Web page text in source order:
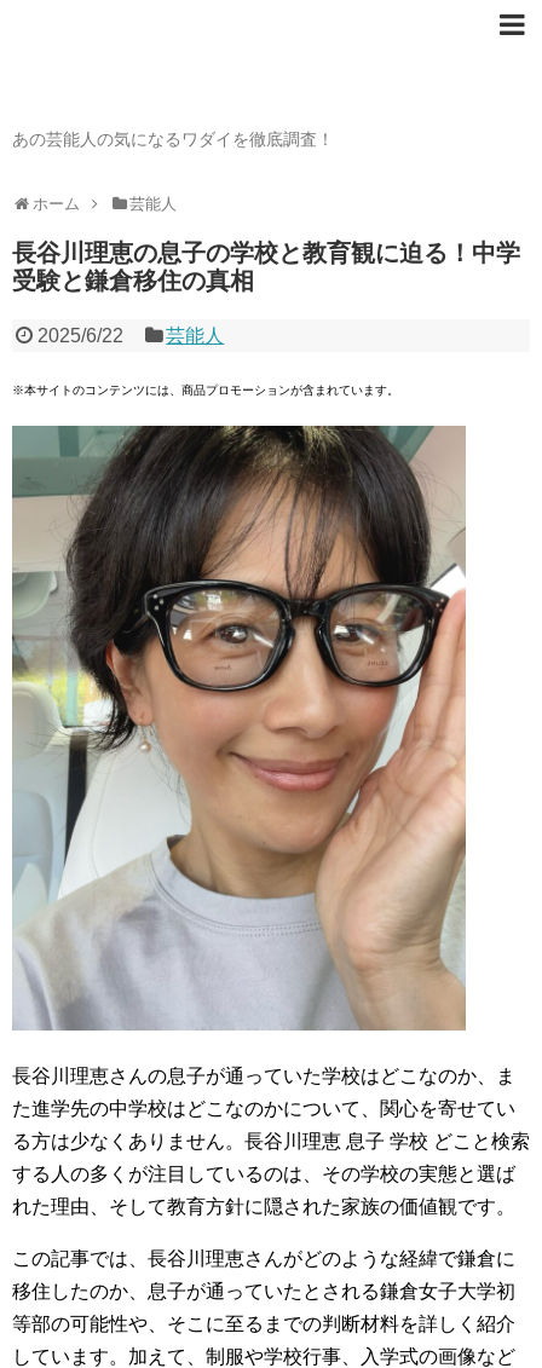
あの芸能人の気になるワダイを徹底調査！
ホーム 芸能人
長谷川理恵の息子の学校と教育観に迫る！中学
受験と鎌倉移住の真相
2025/6/22 芸能人
※本サイトのコンテンツには、商品プロモーションが含まれています。
長谷川理恵さんの息子が通っていた学校はどこなのか、ま
た進学先の中学校はどこなのかについて、関心を寄せてい
る方は少なくありません。長谷川理恵 息子 学校 どこと検索
する人の多くが注目しているのは、その学校の実態と選ば
れた理由、そして教育方針に隠された家族の価値観です。
この記事では、長谷川理恵さんがどのような経緯で鎌倉に
移住したのか、息子が通っていたとされる鎌倉女子大学初
等部の可能性や、そこに至るまでの判断材料を詳しく紹介
しています。加えて、制服や学校行事、入学式の画像など